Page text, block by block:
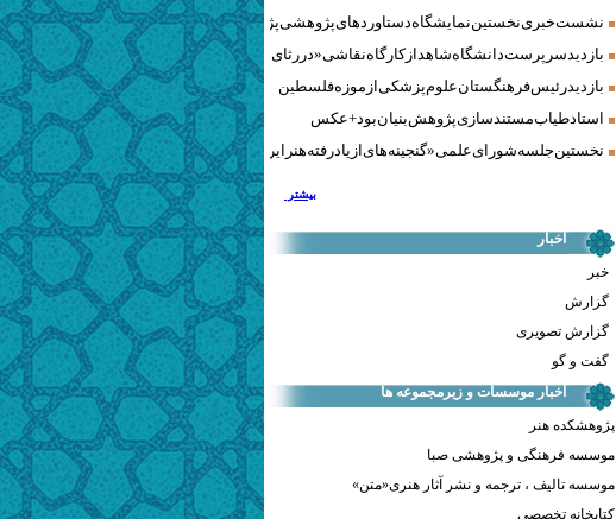
نشست خبری نخستین نمایشگاه دستاوردهای پژوهشی پژوهشگاه‌های هنری
بازدید سرپرست دانشگاه شاهد از کارگاه نقاشی «در رثای سیمرغ تجلی»
بازدید رئیس فرهنگستان علوم پزشکی از موزه فلسطین
استاد طیاب مستندسازی پژوهش‌بنیان بود + عکس
نخستین جلسه شورای علمی «گنجینه‌های ازیادرفته هنر ایران» برگزار شد
بیشتر
اخبار
خبر
گزارش
گزارش تصویری
گفت و گو
اخبار موسسات و زیرمجموعه ها
پژوهشکده هنر
موسسه فرهنگی و پژوهشی صبا
موسسه تالیف ، ترجمه و نشر آثار هنری«متن»
کتابخانه تخصصی